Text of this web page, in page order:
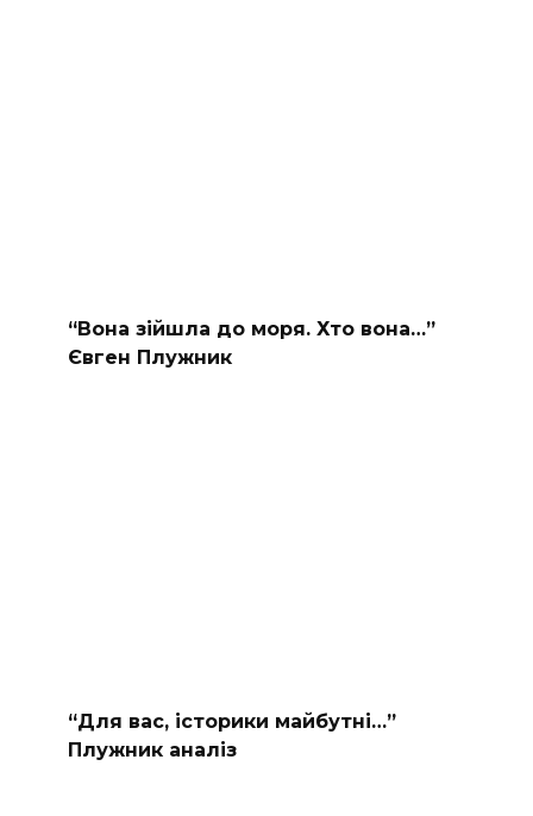
“Вона зійшла до моря. Хто вона…”
Євген Плужник
“Для вас, історики майбутні…”
Плужник аналіз